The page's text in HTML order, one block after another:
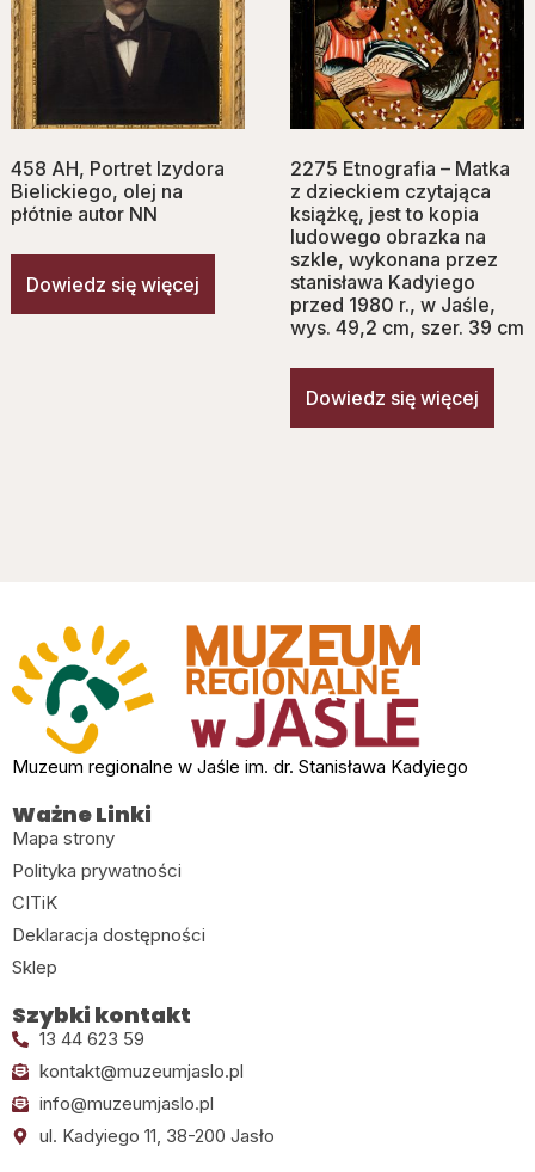
458 AH, Portret Izydora
Bielickiego, olej na
płótnie autor NN
Dowiedz się więcej
2275 Etnografia – Matka
z dzieckiem czytająca
książkę, jest to kopia
ludowego obrazka na
szkle, wykonana przez
stanisława Kadyiego
przed 1980 r., w Jaśle,
wys. 49,2 cm, szer. 39 cm
Dowiedz się więcej
Muzeum regionalne w Jaśle im. dr. Stanisława Kadyiego
Ważne Linki
Mapa strony
Polityka prywatności
CITiK
Deklaracja dostępności
Sklep
Szybki kontakt
13 44 623 59
kontakt@muzeumjaslo.pl
info@muzeumjaslo.pl
ul. Kadyiego 11, 38-200 Jasło